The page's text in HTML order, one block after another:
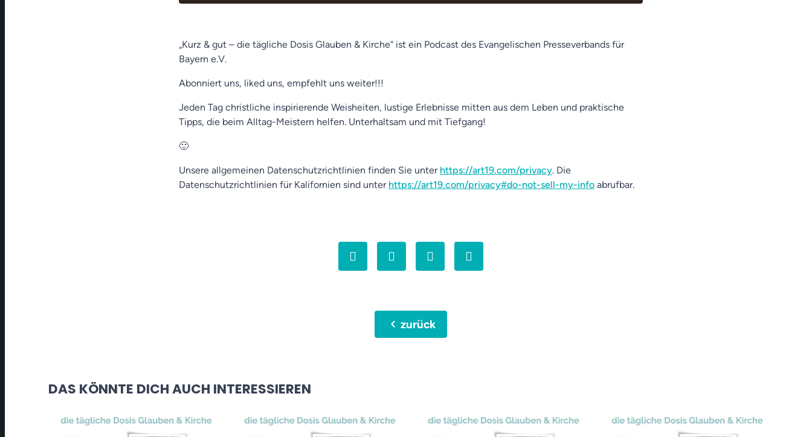
„Kurz & gut – die tägliche Dosis Glauben & Kirche“ ist ein Podcast des Evangelischen Presseverbands für
Bayern e.V.
Abonniert uns, liked uns, empfehlt uns weiter!!!
Jeden Tag christliche inspirierende Weisheiten, lustige Erlebnisse mitten aus dem Leben und praktische
Tipps, die beim Alltag-Meistern helfen. Unterhaltsam und mit Tiefgang!
🙂
Unsere allgemeinen Datenschutzrichtlinien finden Sie unter https://art19.com/privacy. Die
Datenschutzrichtlinien für Kalifornien sind unter https://art19.com/privacy#do-not-sell-my-info abrufbar.
chevron_leftzurück
DAS KÖNNTE DICH AUCH INTERESSIEREN